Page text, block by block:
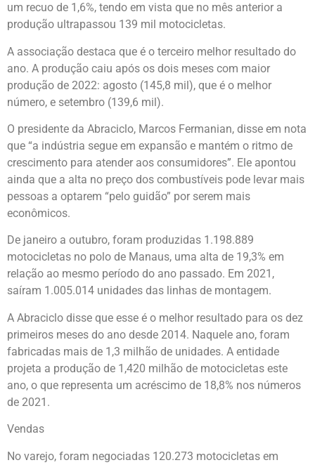
um recuo de 1,6%, tendo em vista que no mês anterior a
produção ultrapassou 139 mil motocicletas.
A associação destaca que é o terceiro melhor resultado do
ano. A produção caiu após os dois meses com maior
produção de 2022: agosto (145,8 mil), que é o melhor
número, e setembro (139,6 mil).
O presidente da Abraciclo, Marcos Fermanian, disse em nota
que “a indústria segue em expansão e mantém o ritmo de
crescimento para atender aos consumidores”. Ele apontou
ainda que a alta no preço dos combustíveis pode levar mais
pessoas a optarem “pelo guidão” por serem mais
econômicos.
De janeiro a outubro, foram produzidas 1.198.889
motocicletas no polo de Manaus, uma alta de 19,3% em
relação ao mesmo período do ano passado. Em 2021,
saíram 1.005.014 unidades das linhas de montagem.
A Abraciclo disse que esse é o melhor resultado para os dez
primeiros meses do ano desde 2014. Naquele ano, foram
fabricadas mais de 1,3 milhão de unidades. A entidade
projeta a produção de 1,420 milhão de motocicletas este
ano, o que representa um acréscimo de 18,8% nos números
de 2021.
Vendas
No varejo, foram negociadas 120.273 motocicletas em